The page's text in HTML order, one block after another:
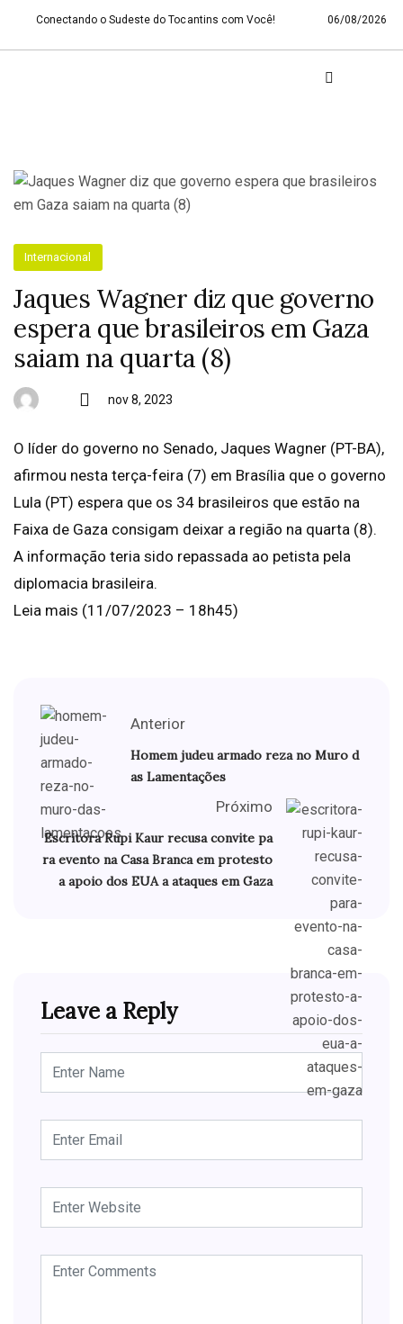
Conectando o Sudeste do Tocantins com Você! 06/08/2026
Internacional
Jaques Wagner diz que governo
espera que brasileiros em Gaza
saiam na quarta (8)
nov 8, 2023
O líder do governo no Senado, Jaques Wagner (PT-BA),
afirmou nesta terça-feira (7) em Brasília que o governo
Lula (PT) espera que os 34 brasileiros que estão na
Faixa de Gaza consigam deixar a região na quarta (8).
A informação teria sido repassada ao petista pela
diplomacia brasileira.
Leia mais (11/07/2023 – 18h45)
Anterior
Homem judeu armado reza no Muro d
as Lamentações
Próximo
Escritora Rupi Kaur recusa convite pa
ra evento na Casa Branca em protesto
a apoio dos EUA a ataques em Gaza
Leave a Reply